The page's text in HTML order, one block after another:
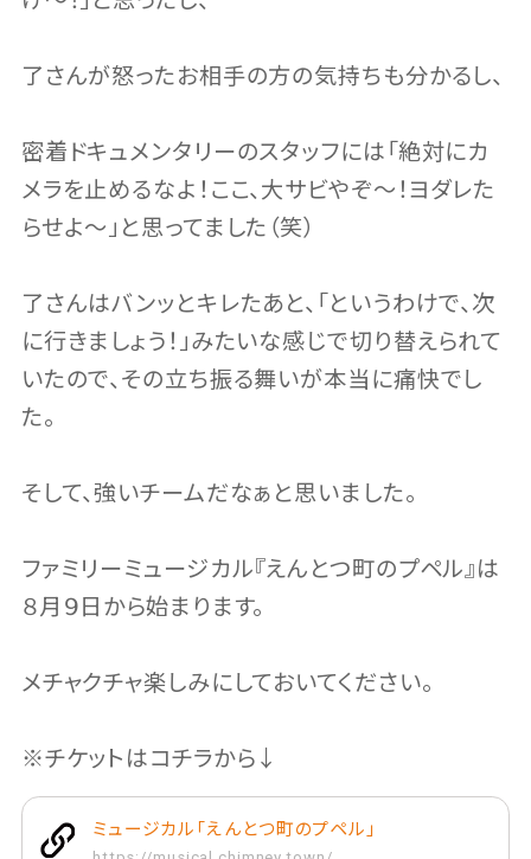
了さんが怒ったお相手の方の気持ちも分かるし、
密着ドキュメンタリーのスタッフには「絶対にカ
メラを止めるなよ！ここ、大サビやぞ〜！ヨダレた
らせよ〜」と思ってました（笑）
了さんはバンッとキレたあと、「というわけで、次
に行きましょう！」みたいな感じで切り替えられて
いたので、その立ち振る舞いが本当に痛快でし
た。
そして、強いチームだなぁと思いました。
ファミリーミュージカル『えんとつ町のプペル』は
８月９日から始まります。
メチャクチャ楽しみにしておいてください。
※チケットはコチラから↓
ミュージカル「えんとつ町のプペル」